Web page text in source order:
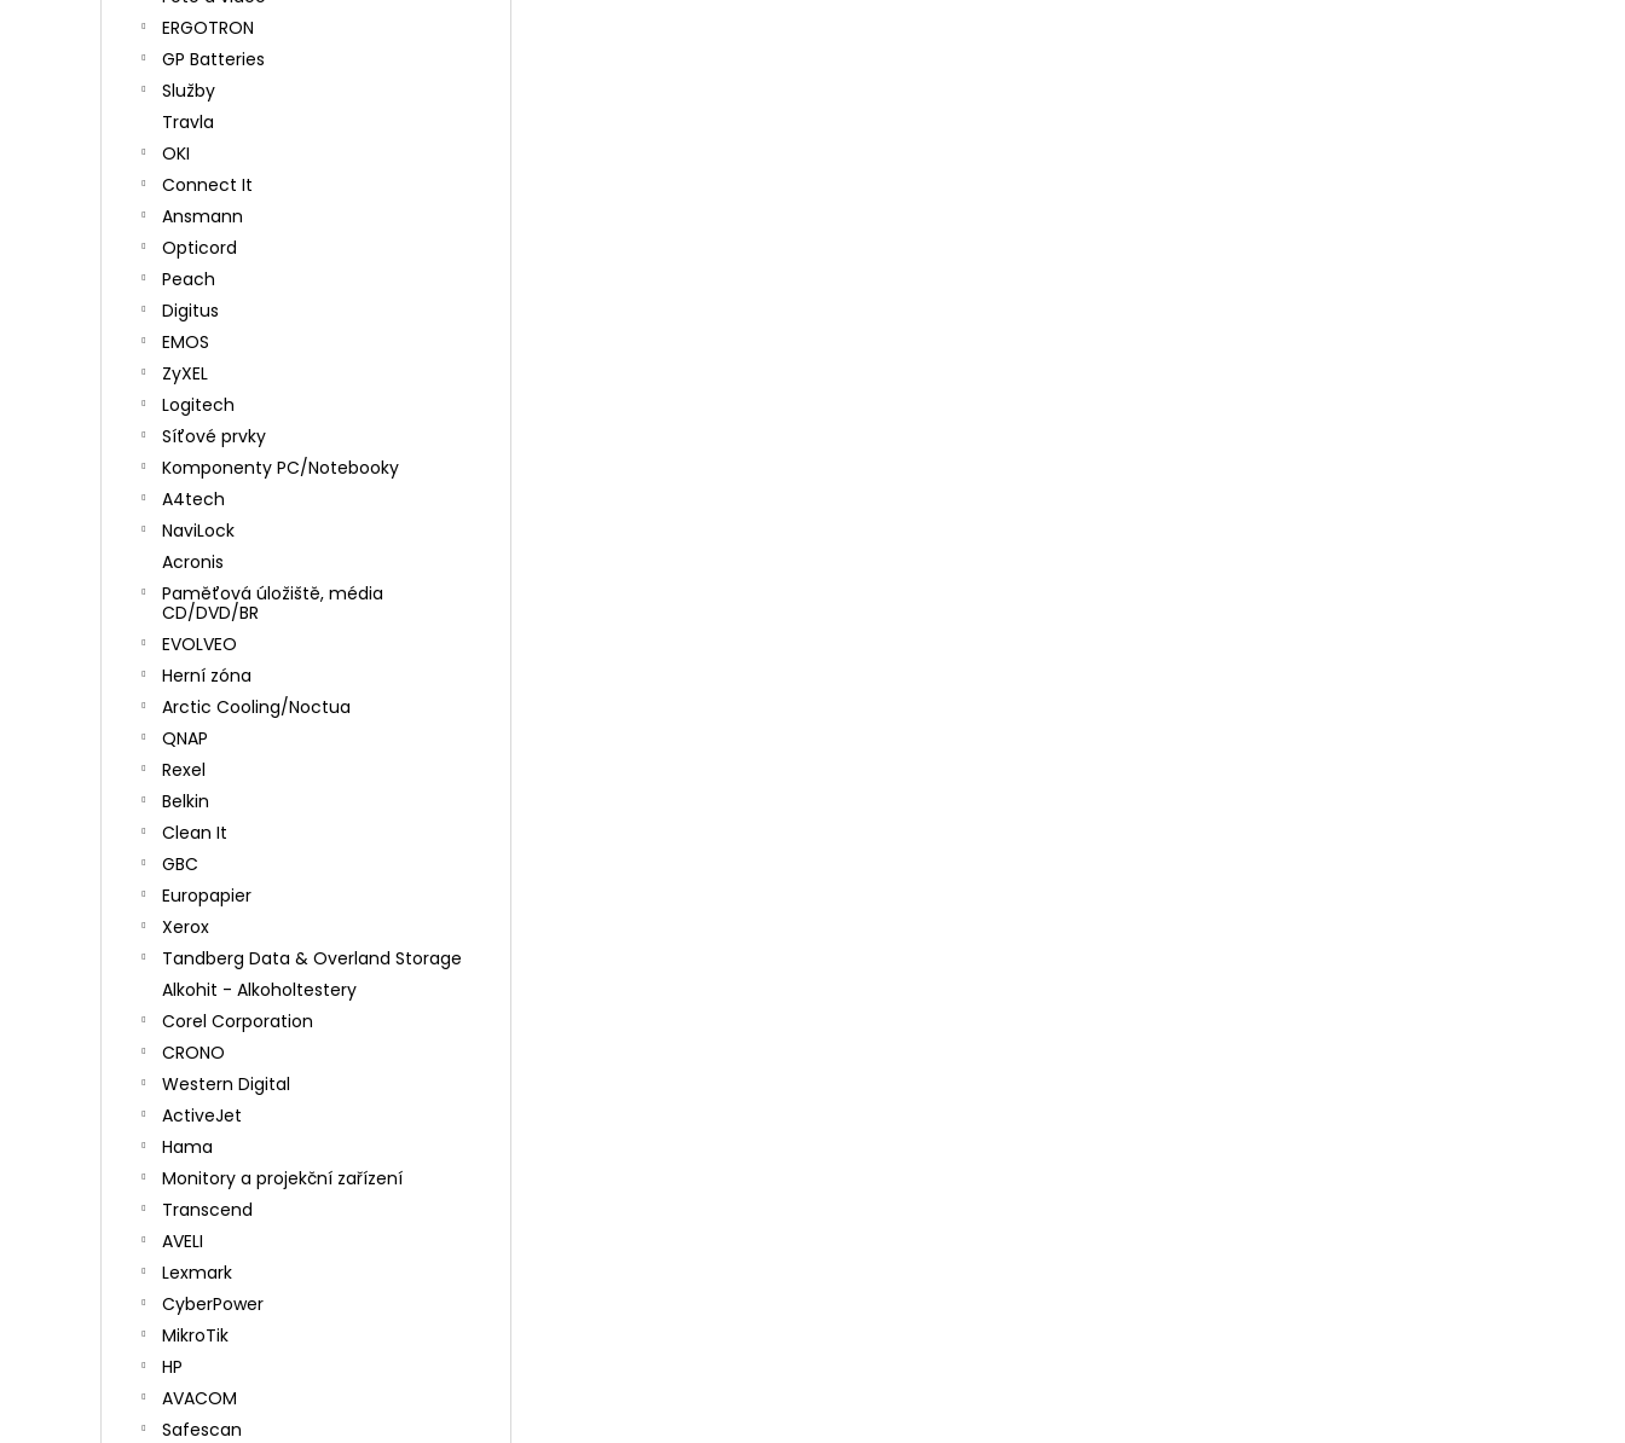
ERGOTRON
GP Batteries
Služby
Travla
OKI
Connect It
Ansmann
Opticord
Peach
Digitus
EMOS
ZyXEL
Logitech
Síťové prvky
Komponenty PC/Notebooky
A4tech
NaviLock
Acronis
Paměťová úložiště, média
CD/DVD/BR
EVOLVEO
Herní zóna
Arctic Cooling/Noctua
QNAP
Rexel
Belkin
Clean It
GBC
Europapier
Xerox
Tandberg Data & Overland Storage
Alkohit - Alkoholtestery
Corel Corporation
CRONO
Western Digital
ActiveJet
Hama
Monitory a projekční zařízení
Transcend
AVELI
Lexmark
CyberPower
MikroTik
HP
AVACOM
Safescan